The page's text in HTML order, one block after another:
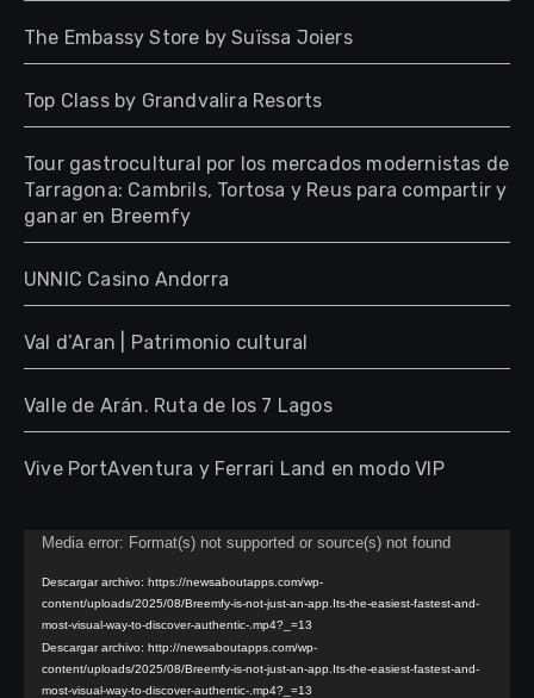
The Embassy Store by Suïssa Joiers
Top Class by Grandvalira Resorts
Tour gastrocultural por los mercados modernistas de
Tarragona: Cambrils, Tortosa y Reus para compartir y
ganar en Breemfy
UNNIC Casino Andorra
Val d’Aran | Patrimonio cultural
Valle de Arán. Ruta de los 7 Lagos
Vive PortAventura y Ferrari Land en modo VIP
Reproductor
de
vídeo
Media error: Format(s) not supported or source(s) not found
Descargar archivo: https://newsaboutapps.com/wp-
content/uploads/2025/08/Breemfy-is-not-just-an-app.Its-the-easiest-fastest-and-
most-visual-way-to-discover-authentic-.mp4?_=13
Descargar archivo: http://newsaboutapps.com/wp-
content/uploads/2025/08/Breemfy-is-not-just-an-app.Its-the-easiest-fastest-and-
most-visual-way-to-discover-authentic-.mp4?_=13